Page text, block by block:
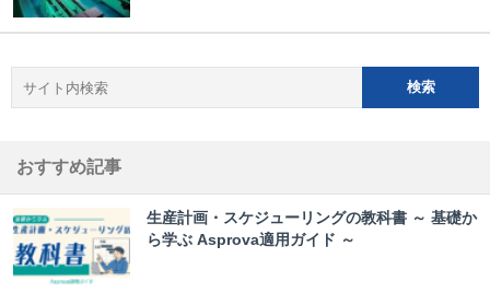
おすすめ記事
生産計画・スケジューリングの教科書 ～ 基礎か
ら学ぶ Asprova適用ガイド ～